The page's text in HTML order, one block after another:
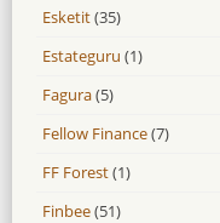
Esketit(35)
Estateguru (1)
Fagura(5)
Fellow Finance(7)
FF Forest(1)
Finbee(51)